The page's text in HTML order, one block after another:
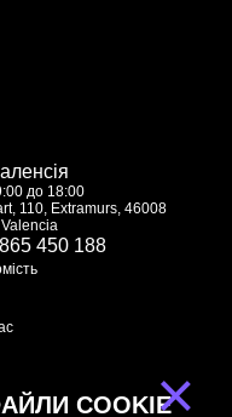
до 18:00
110, Extramurs, 46008
450 188
×
COOKIE